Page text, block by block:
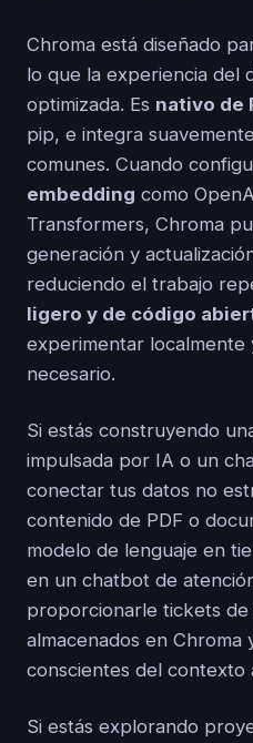
Chroma está diseñado
lo que la experiencia del
optimizada. Es nativo de
pip, e integra
comunes. Cuando
embedding como
Transformers, Chroma
generación y
reduciendo el trabajo
ligero y de código
experimentar localmente
necesario.
Si estás construyendo
impulsada por IA o un
conectar tus datos no
contenido de PDF o
modelo de lenguaje en
en un chatbot de
proporcionarle tickets
almacenados en Chroma
conscientes del contexto
Si estás explorando